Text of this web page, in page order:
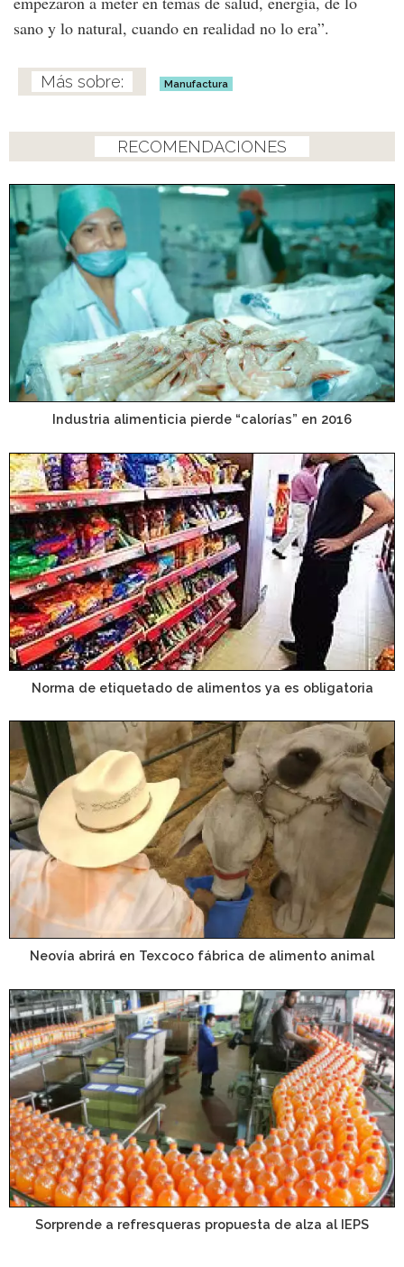
sano y lo natural, cuando en realidad no lo era”.
Manufactura
RECOMENDACIONES
Industria alimenticia pierde “calorías” en 2016
Norma de etiquetado de alimentos ya es obligatoria
Neovía abrirá en Texcoco fábrica de alimento animal
Sorprende a refresqueras propuesta de alza al IEPS